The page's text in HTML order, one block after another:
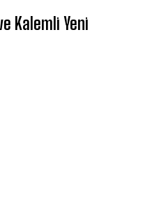
Kalemli Yeni